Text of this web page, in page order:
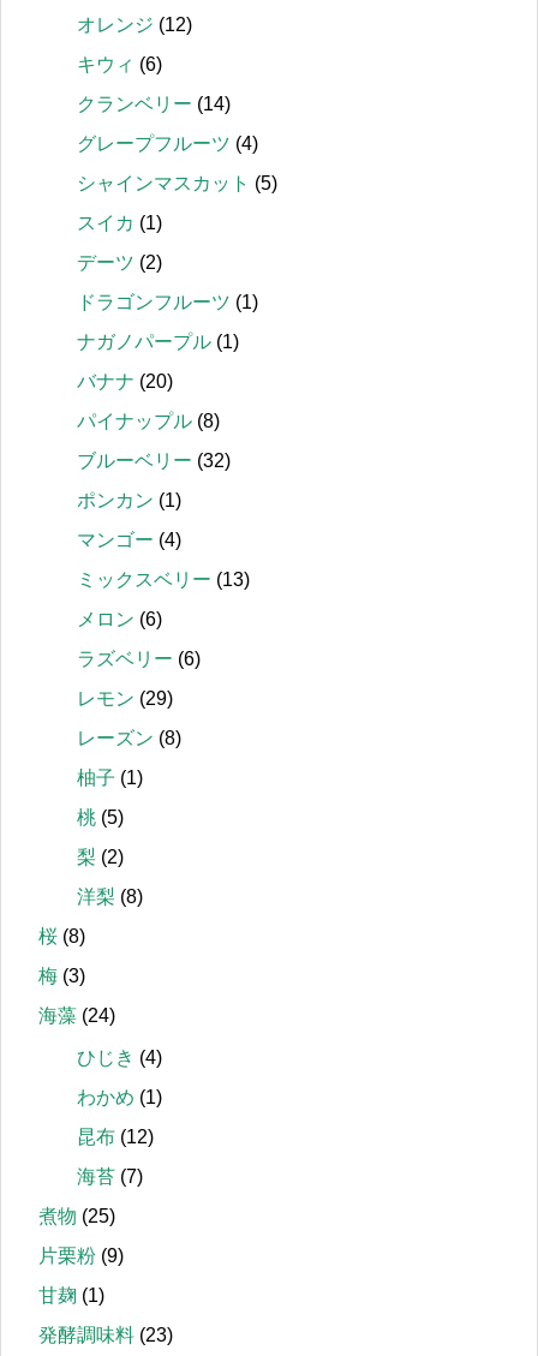
オレンジ (12)
キウィ (6)
クランベリー (14)
グレープフルーツ (4)
シャインマスカット (5)
スイカ (1)
デーツ (2)
ドラゴンフルーツ (1)
ナガノパープル (1)
バナナ (20)
パイナップル (8)
ブルーベリー (32)
ポンカン (1)
マンゴー (4)
ミックスベリー (13)
メロン (6)
ラズベリー (6)
レモン (29)
レーズン (8)
柚子 (1)
桃 (5)
梨 (2)
洋梨 (8)
桜 (8)
梅 (3)
海藻 (24)
ひじき (4)
わかめ (1)
昆布 (12)
海苔 (7)
煮物 (25)
片栗粉 (9)
甘麹 (1)
発酵調味料 (23)